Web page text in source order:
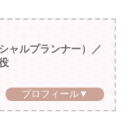
ャルプランナー）／
プロフィール▼